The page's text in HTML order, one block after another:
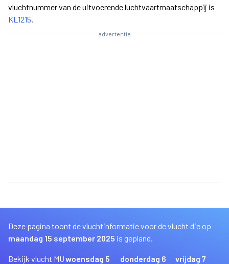
vluchtnummer van de uitvoerende luchtvaartmaatschappij is
KL1215.
advertentie
Deze pagina toont de vluchtinformatie voor de vlucht die op
maandag 15 september 2025 is gepland.
Bekijk vlucht MUwoensdag 5
donderdag 6
vrijdag 7